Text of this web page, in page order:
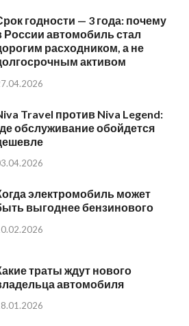
годности — 3 года: почему
России автомобиль стал
расходником, а не
активом
Travel против Niva Legend:
обслуживание обойдется
электромобиль может
выгоднее бензинового
траты ждут нового
автомобиля